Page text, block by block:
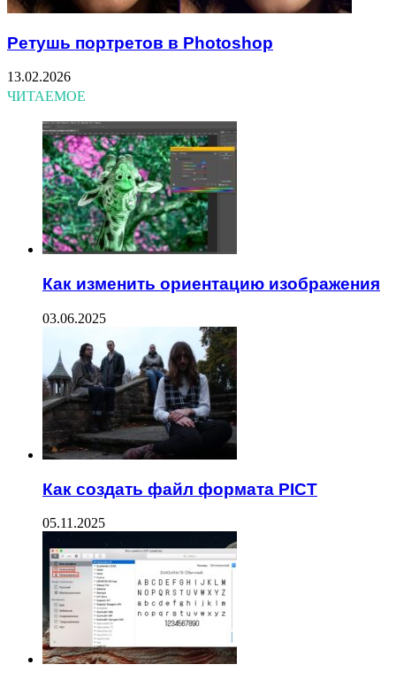
Ретушь портретов в Photoshop
13.02.2026
ЧИТАЕМОЕ
Как изменить ориентацию изображения
03.06.2025
Как создать файл формата PICT
05.11.2025